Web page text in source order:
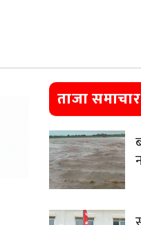
ताजा समाचार